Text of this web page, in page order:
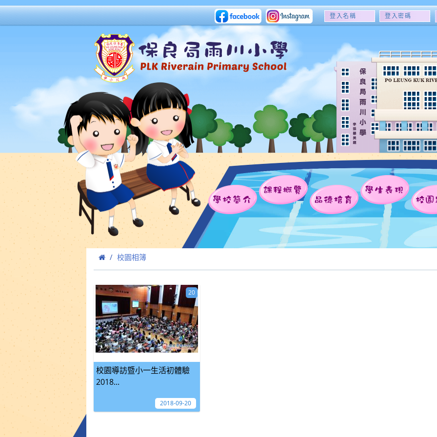
登
名
稱
登
密
碼
學校簡介
課程概覽
品德培育
學生表現
校
校園相簿
校園導訪暨小一生活初體驗
2018...
20
2018-09-20